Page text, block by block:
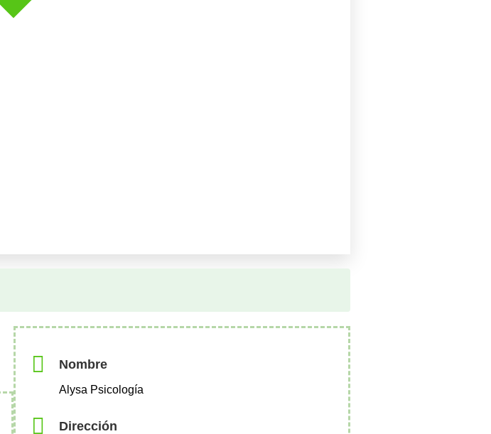
Nombre
Alysa Psicología
Dirección